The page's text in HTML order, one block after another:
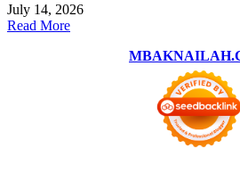
July 14, 2026
Read More